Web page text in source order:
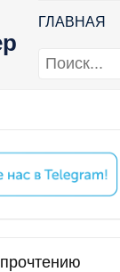
ГЛАВНАЯ